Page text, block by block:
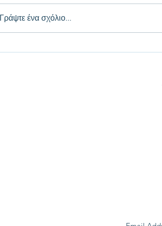
Ανακαλύψτε Υποστήριξη για
Γράψτε ένα σχόλιο...